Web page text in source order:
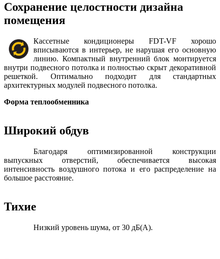
Сохранение целостности дизайна
помещения
Кассетные кондиционеры FDT-VF хорошо
вписываются в интерьер, не нарушая его основную
линию. Компактный внутренний блок монтируется
внутри подвесного потолка и полностью скрыт декоративной
решеткой. Оптимально подходит для стандартных
архитектурных модулей подвесного потолка.
Форма теплообменника
Широкий обдув
Благодаря оптимизированной конструкции
выпускных отверстий, обеспечивается высокая
интенсивность воздушного потока и его распределение на
большое расстояние.
Тихие
Низкий уровень шума, от 30 дБ(А).